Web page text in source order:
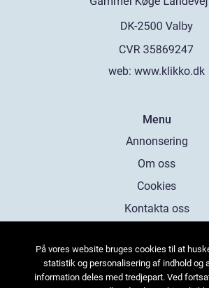
web: www.klikko.dk
Menu
Annonsering
Om oss
Cookies
Kontakta oss
På vores website bruges cookies til at
statistik og personalisering af indhold og
information deles med tredjepart. Ved